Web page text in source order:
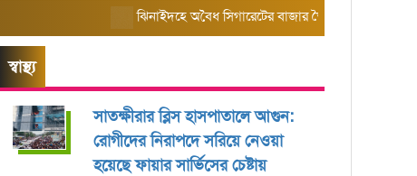
ঝিনাইদহে অবৈধ সিগারেটের বাজার তৈরি করছে এরিয়া
স্বাস্থ্য
সাতক্ষীরার ব্লিস হাসপাতালে আগুন:
রোগীদের নিরাপদে সরিয়ে নেওয়া
হয়েছে ফায়ার সার্ভিসের চেষ্টায়